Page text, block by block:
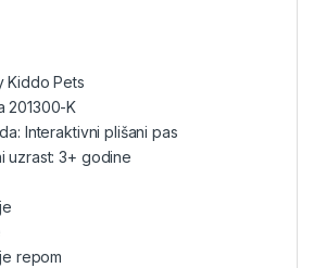
Kiddo Pets
201300-K
Interaktivni plišani pas
uzrast: 3+ godine
repom